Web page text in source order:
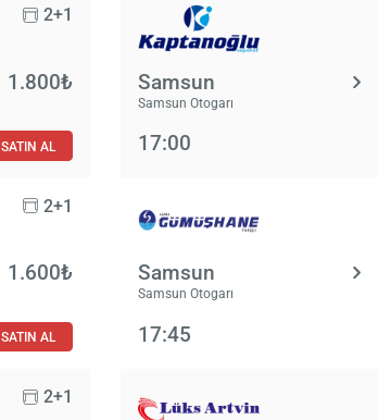
2+1
1.800₺
SATIN AL
Samsun
Samsun Otogarı
17:00
2+1
1.600₺
SATIN AL
Samsun
Samsun Otogarı
17:45
2+1